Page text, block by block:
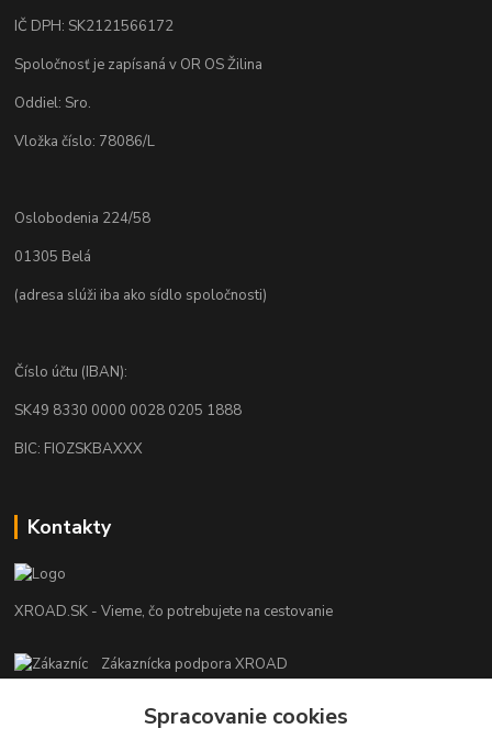
IČ DPH: SK2121566172
Spoločnosť je zapísaná v OR OS Žilina
Oddiel: Sro.
Vložka číslo: 78086/L
Oslobodenia 224/58
01305 Belá
(adresa slúži iba ako sídlo spoločnosti)
Číslo účtu (IBAN):
SK49 8330 0000 0028 0205 1888
BIC: FIOZSKBAXXX
Kontakty
XROAD.SK - Vieme, čo potrebujete na cestovanie
Zákaznícka podpora XROAD
+421 948 013 566
Po-Pi (08:00-16:00), So (11:00-14:00)
Spracovanie cookies